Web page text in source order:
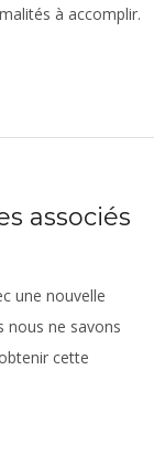
à accomplir.
associés
une nouvelle
nous ne savons
cette